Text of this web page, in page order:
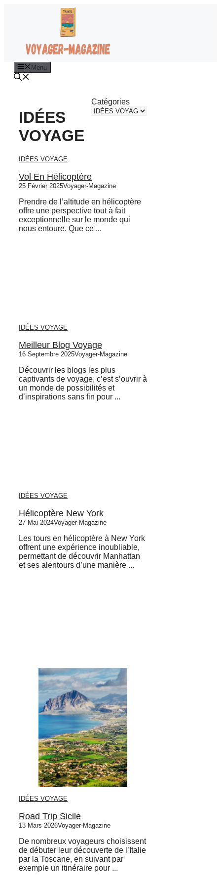
Menu
IDÉES
VOYAGE
Catégories
IDÉES VOYAGE
Vol En Hélicoptère
25 Février 2025Voyager-Magazine
Prendre de l’altitude en hélicoptère
offre une perspective tout à fait
exceptionnelle sur le monde qui
nous entoure. Que ce ...
IDÉES VOYAGE
Meilleur Blog Voyage
16 Septembre 2025Voyager-Magazine
Découvrir les blogs les plus
captivants de voyage, c’est s’ouvrir à
un monde de possibilités et
d’inspirations sans fin pour ...
IDÉES VOYAGE
Hélicoptère New York
27 Mai 2024Voyager-Magazine
Les tours en hélicoptère à New York
offrent une expérience inoubliable,
permettant de découvrir Manhattan
et ses alentours d’une manière ...
IDÉES VOYAGE
Road Trip Sicile
13 Mars 2026Voyager-Magazine
De nombreux voyageurs choisissent
de débuter leur découverte de l’Italie
par la Toscane, en suivant par
exemple un itinéraire pour ...